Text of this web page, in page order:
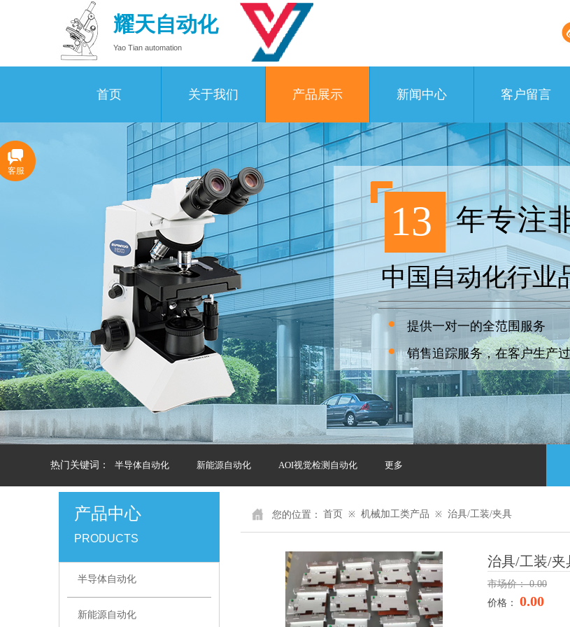
耀天自动化
Yao Tian automation
首页 关于我们 产品展示 新闻中心 客户留言
13 年专注
中国自动化行业
提供一对一的全范围服务
销售追踪服务，在客户生产
热门关键词： 半导体自动化 新能源自动化 AOI视觉检测自动化 更多
产品中心
PRODUCTS
您的位置： 首页 ※ 机械加工类产品 ※ 治具/工装/夹具
治具/工装/夹
市场价：0.00
价格： 0.00
半导体自动化
新能源自动化
客服